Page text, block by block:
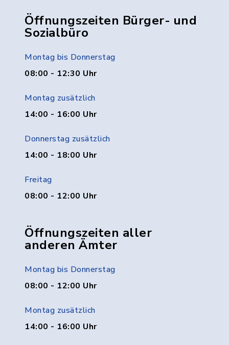
Öffnungszeiten Bürger- und
Sozialbüro
Montag bis Donnerstag
08:00 - 12:30 Uhr
Montag zusätzlich
14:00 - 16:00 Uhr
Donnerstag zusätzlich
14:00 - 18:00 Uhr
Freitag
08:00 - 12:00 Uhr
Öffnungszeiten aller
anderen Ämter
Montag bis Donnerstag
08:00 - 12:00 Uhr
Montag zusätzlich
14:00 - 16:00 Uhr